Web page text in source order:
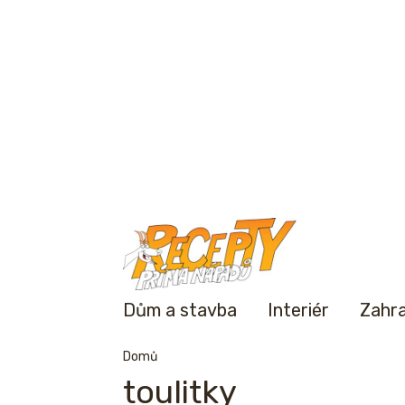
Dům a stavba Interiér
Domů
toulitky